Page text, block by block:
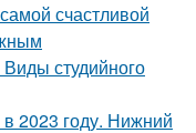
счастливой
студийного
2023 году. Нижний